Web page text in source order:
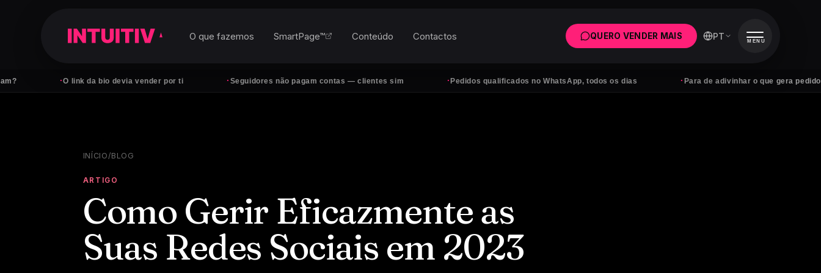
O link da bio devia vender por ti Seguidores não pagam contas — clientes sim Pedidos qualificados no WhatsApp, todos os dias Para de adivinhar o que gera pedidos
O que fazemos SmartPage™ Conteúdo Contactos QUERO VENDER MAIS PT MENU
INÍCIO/BLOG
ARTIGO
Como Gerir Eficazmente as
Suas Redes Sociais em 2023